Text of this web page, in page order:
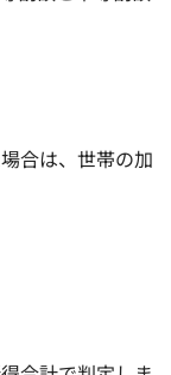
合は、世帯の加